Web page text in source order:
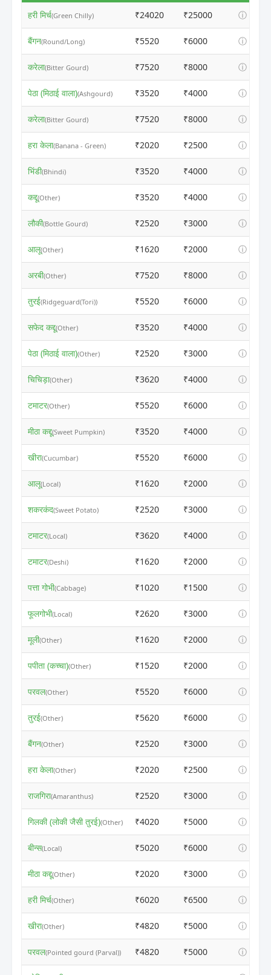
हरी मिर्च(Green Chilly) ₹24020 ₹25000 ⓘ
बैंगन(Round/Long) ₹5520 ₹6000 ⓘ
करेला(Bitter Gourd) ₹7520 ₹8000 ⓘ
पेठा (मिठाई वाला)(Ashgourd) ₹3520 ₹4000 ⓘ
करेला(Bitter Gourd) ₹7520 ₹8000 ⓘ
हरा केला(Banana - Green) ₹2020 ₹2500 ⓘ
भिंडी(Bhindi) ₹3520 ₹4000 ⓘ
कद्दू(Other) ₹3520 ₹4000 ⓘ
लौकी(Bottle Gourd) ₹2520 ₹3000 ⓘ
आलू(Other) ₹1620 ₹2000 ⓘ
अरबी(Other) ₹7520 ₹8000 ⓘ
तुरई(Ridgeguard(Tori)) ₹5520 ₹6000 ⓘ
सफेद कद्दू(Other) ₹3520 ₹4000 ⓘ
पेठा (मिठाई वाला)(Other) ₹2520 ₹3000 ⓘ
चिचिड़ा(Other) ₹3620 ₹4000 ⓘ
टमाटर(Other) ₹5520 ₹6000 ⓘ
मीठा कद्दू(Sweet Pumpkin) ₹3520 ₹4000 ⓘ
खीरा(Cucumbar) ₹5520 ₹6000 ⓘ
आलू(Local) ₹1620 ₹2000 ⓘ
शकरकंद(Sweet Potato) ₹2520 ₹3000 ⓘ
टमाटर(Local) ₹3620 ₹4000 ⓘ
टमाटर(Deshi) ₹1620 ₹2000 ⓘ
पत्ता गोभी(Cabbage) ₹1020 ₹1500 ⓘ
फूलगोभी(Local) ₹2620 ₹3000 ⓘ
मूली(Other) ₹1620 ₹2000 ⓘ
पपीता (कच्चा)(Other) ₹1520 ₹2000 ⓘ
परवल(Other) ₹5520 ₹6000 ⓘ
तुरई(Other) ₹5620 ₹6000 ⓘ
बैंगन(Other) ₹2520 ₹3000 ⓘ
हरा केला(Other) ₹2020 ₹2500 ⓘ
राजगिरा(Amaranthus) ₹2520 ₹3000 ⓘ
गिलकी (लोकी जैसी तुरई)(Other) ₹4020 ₹5000 ⓘ
बीन्स(Local) ₹5020 ₹6000 ⓘ
मीठा कद्दू(Other) ₹2020 ₹3000 ⓘ
हरी मिर्च(Other) ₹6020 ₹6500 ⓘ
खीरा(Other) ₹4820 ₹5000 ⓘ
परवल(Pointed gourd (Parval)) ₹4820 ₹5000 ⓘ